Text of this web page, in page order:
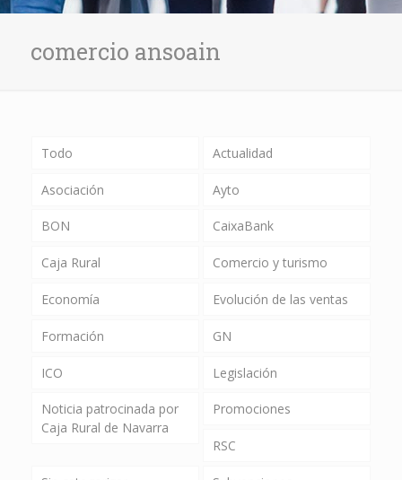
comercio ansoain
Todo Actualidad
Asociación Ayto
BON CaixaBank
Caja Rural Comercio y turismo
Economía Evolución de las ventas
Formación GN
ICO Legislación
Noticia patrocinada por
Caja Rural de Navarra
Promociones
RSC